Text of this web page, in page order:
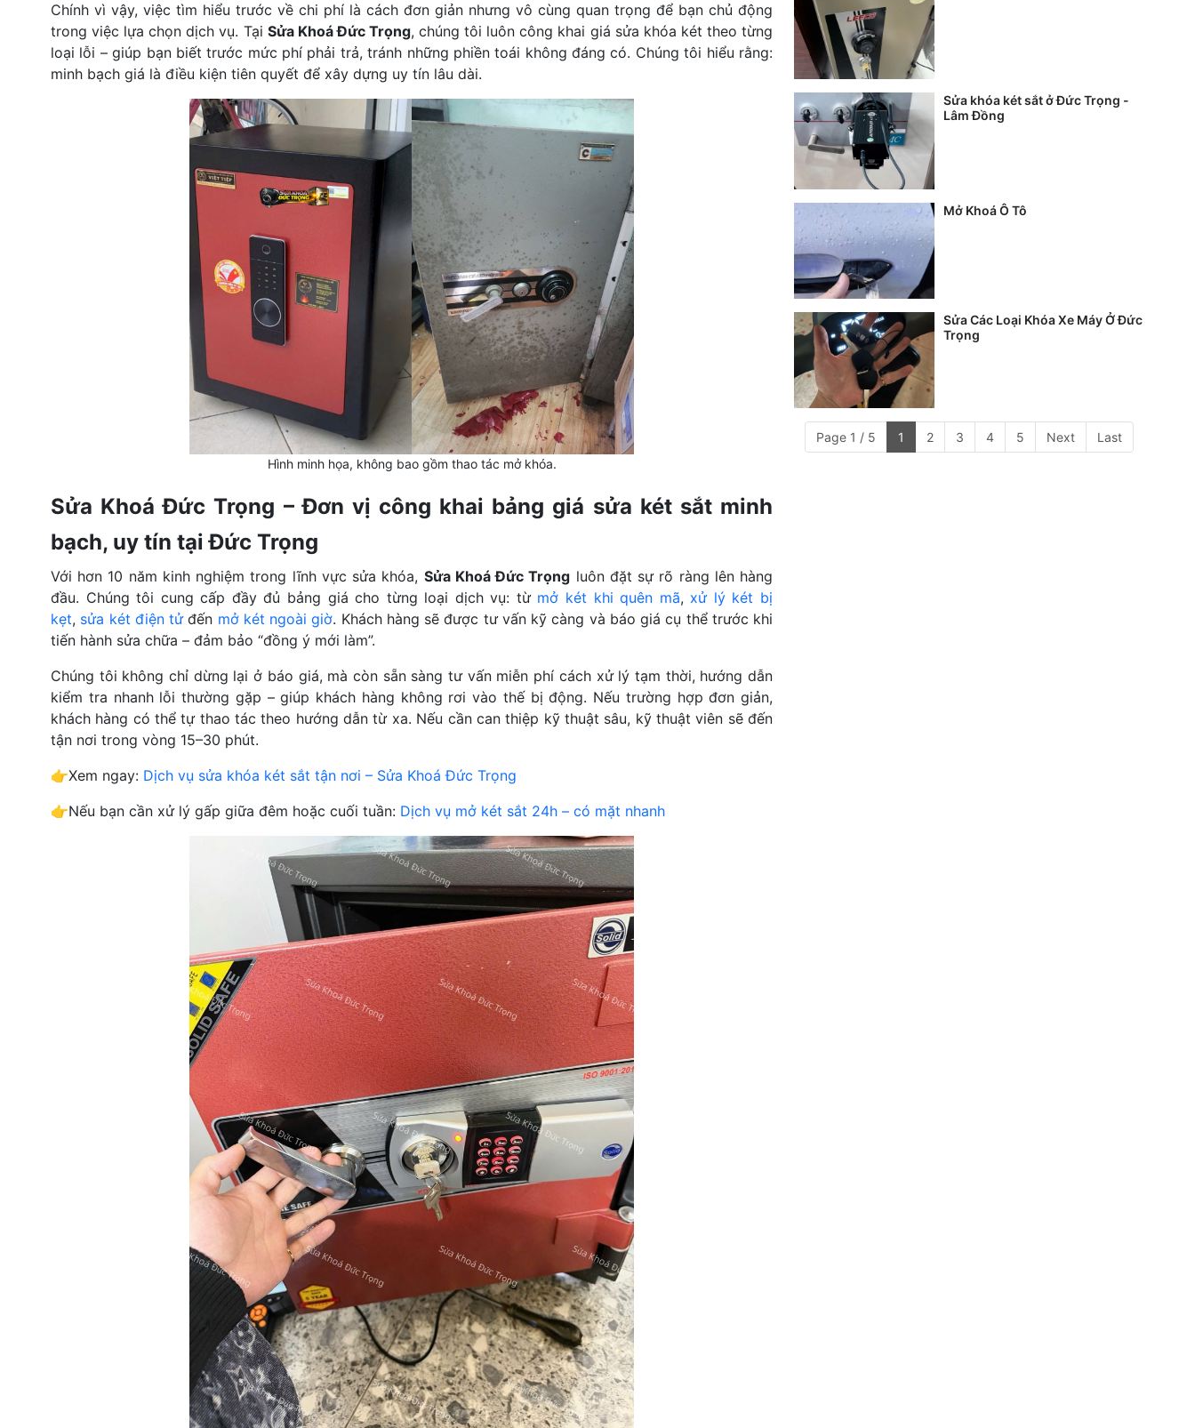
Chính vì vậy, việc tìm hiểu trước về chi phí là cách đơn giản nhưng vô cùng quan trọng để bạn chủ động
trong việc lựa chọn dịch vụ. Tại Sửa Khoá Đức Trọng, chúng tôi luôn công khai giá sửa khóa két theo từng
loại lỗi – giúp bạn biết trước mức phí phải trả, tránh những phiền toái không đáng có. Chúng tôi hiểu rằng:
minh bạch giá là điều kiện tiên quyết để xây dựng uy tín lâu dài.
Hình minh họa, không bao gồm thao tác mở khóa.
Sửa Khoá Đức Trọng – Đơn vị công khai bảng giá sửa két sắt minh
bạch, uy tín tại Đức Trọng
Với hơn 10 năm kinh nghiệm trong lĩnh vực sửa khóa, Sửa Khoá Đức Trọng luôn đặt sự rõ ràng lên hàng
đầu. Chúng tôi cung cấp đầy đủ bảng giá cho từng loại dịch vụ: từ mở két khi quên mã, xử lý két bị
kẹt, sửa két điện tửđến mở két ngoài giờ. Khách hàng sẽ được tư vấn kỹ càng và báo giá cụ thể trước khi
tiến hành sửa chữa – đảm bảo “đồng ý mới làm”.
Chúng tôi không chỉ dừng lại ở báo giá, mà còn sẵn sàng tư vấn miễn phí cách xử lý tạm thời, hướng dẫn
kiểm tra nhanh lỗi thường gặp – giúp khách hàng không rơi vào thế bị động. Nếu trường hợp đơn giản,
khách hàng có thể tự thao tác theo hướng dẫn từ xa. Nếu cần can thiệp kỹ thuật sâu, kỹ thuật viên sẽ đến
tận nơi trong vòng 15–30 phút.
👉Xem ngay: Dịch vụ sửa khóa két sắt tận nơi – Sửa Khoá Đức Trọng
👉Nếu bạn cần xử lý gấp giữa đêm hoặc cuối tuần: Dịch vụ mở két sắt 24h – có mặt nhanh
Sửa khóa két sắt ở Đức Trọng -
Lâm Đồng
Mở Khoá Ô Tô
Sửa Các Loại Khóa Xe Máy Ở Đức
Trọng
Page 1 / 5 1 2 3 4 5 Next Last